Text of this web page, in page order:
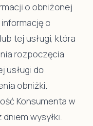
o obniżonej
o
tej usługi, która
rozpoczęcia
usługi do
obniżki.
Konsumenta w
wysyłki.